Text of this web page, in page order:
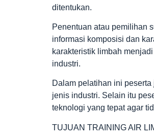
ditentukan.
Penentuan atau pemilihan
informasi komposisi dan
karakteristik limbah
industri.
Dalam pelatihan ini
jenis industri. Selain itu
teknologi yang tepat agar
TUJUAN TRAINING AIR